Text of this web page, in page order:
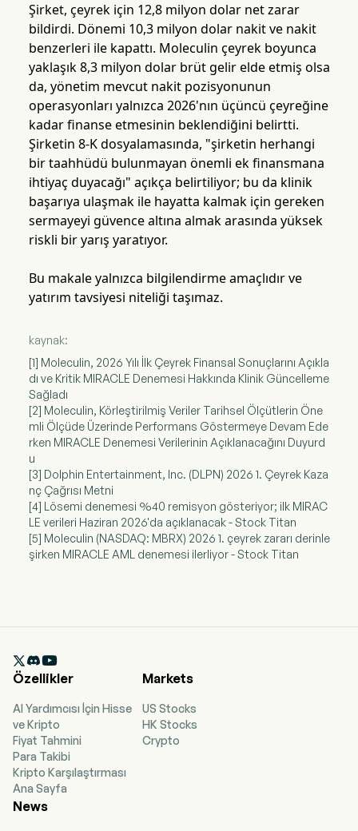
Şirket, çeyrek için 12,8 milyon dolar net zarar
bildirdi. Dönemi 10,3 milyon dolar nakit ve nakit
benzerleri ile kapattı. Moleculin çeyrek boyunca
yaklaşık 8,3 milyon dolar brüt gelir elde etmiş olsa
da, yönetim mevcut nakit pozisyonunun
operasyonları yalnızca 2026'nın üçüncü çeyreğine
kadar finanse etmesinin beklendiğini belirtti.
Şirketin 8-K dosyalamasında, "şirketin herhangi
bir taahhüdü bulunmayan önemli ek finansmana
ihtiyaç duyacağı" açıkça belirtiliyor; bu da klinik
başarıya ulaşmak ile hayatta kalmak için gereken
sermayeyi güvence altına almak arasında yüksek
riskli bir yarış yaratıyor.
Bu makale yalnızca bilgilendirme amaçlıdır ve
yatırım tavsiyesi niteliği taşımaz.
kaynak:
[1] Moleculin, 2026 Yılı İlk Çeyrek Finansal Sonuçlarını Açıkla
dı ve Kritik MIRACLE Denemesi Hakkında Klinik Güncelleme
Sağladı
[2] Moleculin, Körleştirilmiş Veriler Tarihsel Ölçütlerin Öne
mli Ölçüde Üzerinde Performans Göstermeye Devam Ede
rken MIRACLE Denemesi Verilerinin Açıklanacağını Duyurd
u
[3] Dolphin Entertainment, Inc. (DLPN) 2026 1. Çeyrek Kaza
nç Çağrısı Metni
[4] Lösemi denemesi %40 remisyon gösteriyor; ilk MIRAC
LE verileri Haziran 2026'da açıklanacak - Stock Titan
[5] Moleculin (NASDAQ: MBRX) 2026 1. çeyrek zararı derinle
şirken MIRACLE AML denemesi ilerliyor - Stock Titan

Özellikler
AI Yardımcısı İçin Hisse
ve Kripto
Fiyat Tahmini
Para Takibi
Kripto Karşılaştırması
Ana Sayfa
Markets
US Stocks
HK Stocks
Crypto
News